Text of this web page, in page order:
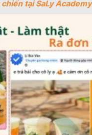
tại SaLy Academy